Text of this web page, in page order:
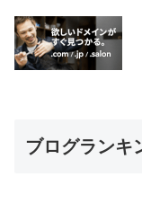
ブログランキ